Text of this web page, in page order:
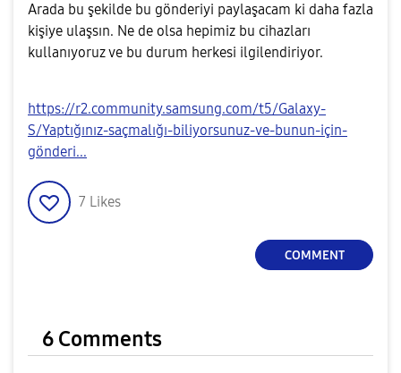
Arada bu şekilde bu gönderiyi paylaşacam ki daha fazla
kişiye ulaşsın. Ne de olsa hepimiz bu cihazları
kullanıyoruz ve bu durum herkesi ilgilendiriyor.
https://r2.community.samsung.com/t5/Galaxy-
S/Yaptığınız-saçmalığı-biliyorsunuz-ve-bunun-için-
gönderi...
7 Likes
COMMENT
6 Comments